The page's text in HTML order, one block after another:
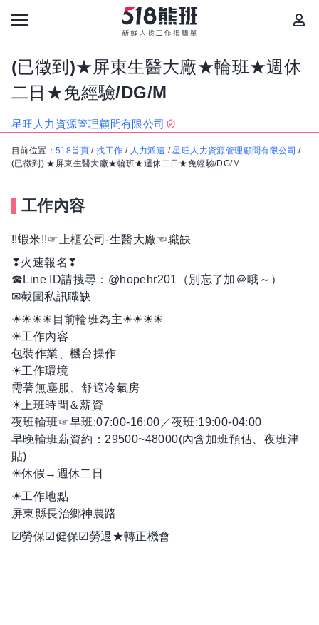
(已徵到)★屏東生醫大廠★輪班★週休
二日★免經驗/DG/M
星旺人力資源管理顧問有限公司
目前位置： 518首頁 /找工作 / 人力派遣 /星旺人力資源管理顧問有限公司 /
(已徵到) ★屏東生醫大廠★輪班★週休二日★免經驗/DG/M
工作內容
!!蝦米!!☞上櫃公司-生醫大廠☜職缺
❣火速報名❣
☎︎Line ID請搜尋：@hopehr201（別忘了加＠哦～）
✉截圖私訊職缺
☀☀☀☀目前輪班為主☀☀☀☀
☀工作內容
包裝作業、機台操作
☀工作環境
需著無塵服、舒適冷氣房
☀上班時間＆薪資
夜班輪班☞早班:07:00-16:00／夜班:19:00-04:00
早晚輪班薪資約：29500~48000(內含加班預估、夜班津
貼)
☀休假→週休二日
☀工作地點
屏東縣長治鄉神農路
☑勞保☑健保☑勞退★轉正機會